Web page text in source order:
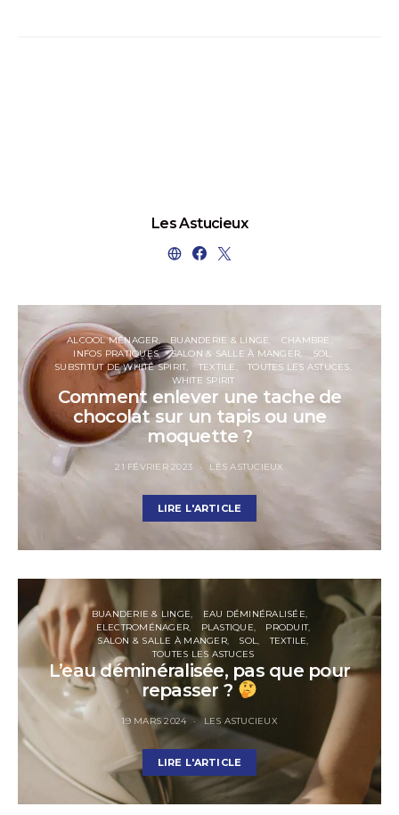
Les Astucieux
ALCOOL MÉNAGER BUANDERIE & LINGE
CHAMBRE
INFOS PRATIQUES
SALON & SALLE À MANGER
SOL
SUBSTITUT DE WHITE SPIRIT
TEXTILE
TOUTES LES ASTUCES
WHITE SPIRIT
Comment enlever une tache de
chocolat sur un tapis ou une
moquette ?
21 FÉVRIER 2023 LES ASTUCIEUX
LIRE L'ARTICLE
BUANDERIE & LINGE
EAU DÉMINÉRALISÉE
ELECTROMÉNAGER
PLASTIQUE
PRODUIT
SALON & SALLE À MANGER
SOL
TEXTILE
TOUTES LES ASTUCES
L’eau déminéralisée, pas que pour
repasser ?
19 MARS 2024 LES ASTUCIEUX
LIRE L'ARTICLE